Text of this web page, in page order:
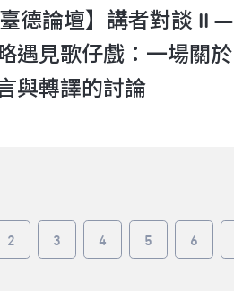
臺德論壇】講者對談 II —
遇見歌仔戲：一場關於
與轉譯的討論
2 3 4 5 6